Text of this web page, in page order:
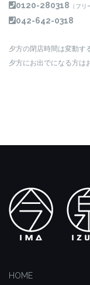
0120-280318 （フリ
042-642-0318
夕方の閉店時間は変動す
夕方にお出でになる方は
HOME